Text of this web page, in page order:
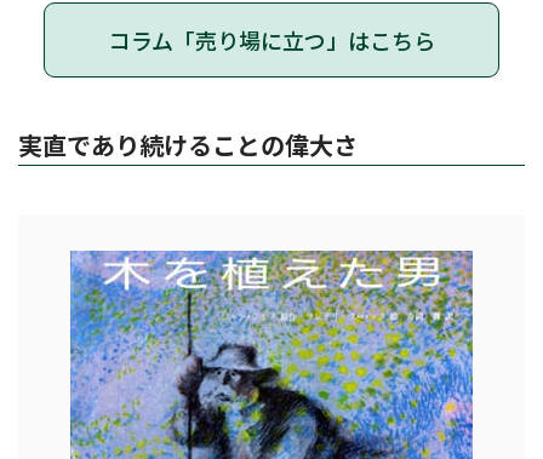
コラム「売り場に立つ」はこちら
実直であり続けることの偉大さ